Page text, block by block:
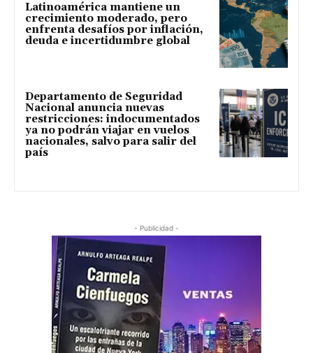
Latinoamérica mantiene un
crecimiento moderado, pero
enfrenta desafíos por inflación,
deuda e incertidumbre global
Departamento de Seguridad
Nacional anuncia nuevas
restricciones: indocumentados
ya no podrán viajar en vuelos
nacionales, salvo para salir del
país
- Publicidad -